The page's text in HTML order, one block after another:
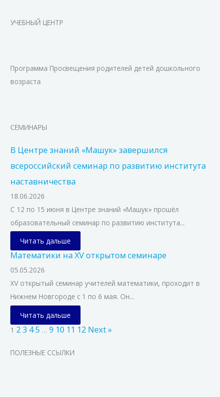
УЧЕБНЫЙ ЦЕНТР
Программа Просвещения родителей детей дошкольного
возраста
СЕМИНАРЫ
В Центре знаний «Машук» завершился
всероссийский семинар по развитию института
наставничества
18.06.2026
С 12 по 15 июня в Центре знаний «Машук» прошёл
образовательный семинар по развитию института...
Читать дальше
Математики на XV открытом семинаре
05.05.2026
XV открытый семинар учителей математики, проходит в
Нижнем Новгороде с 1 по 6 мая. Он...
Читать дальше
1 23 45 … 9 10 11 12 Next »
ПОЛЕЗНЫЕ ССЫЛКИ